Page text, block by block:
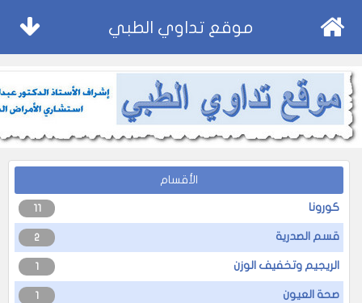
موقع تداوي الطبي
الأقسام
كورونا 11
قسم الصدرية 2
الريجيم وتخفيف الوزن 1
صحة العيون 1